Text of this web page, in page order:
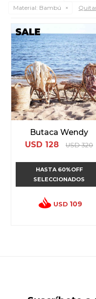
Material: Bambú
Butaca Wendy
USD 128 USD 320
HASTA 60%OFF
SELECCIONADOS
USD 109